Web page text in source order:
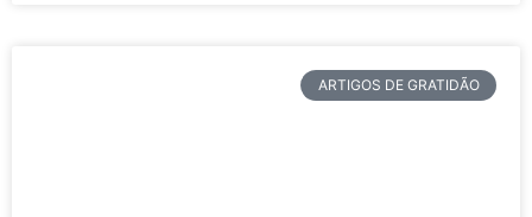
ARTIGOS DE GRATIDÃO